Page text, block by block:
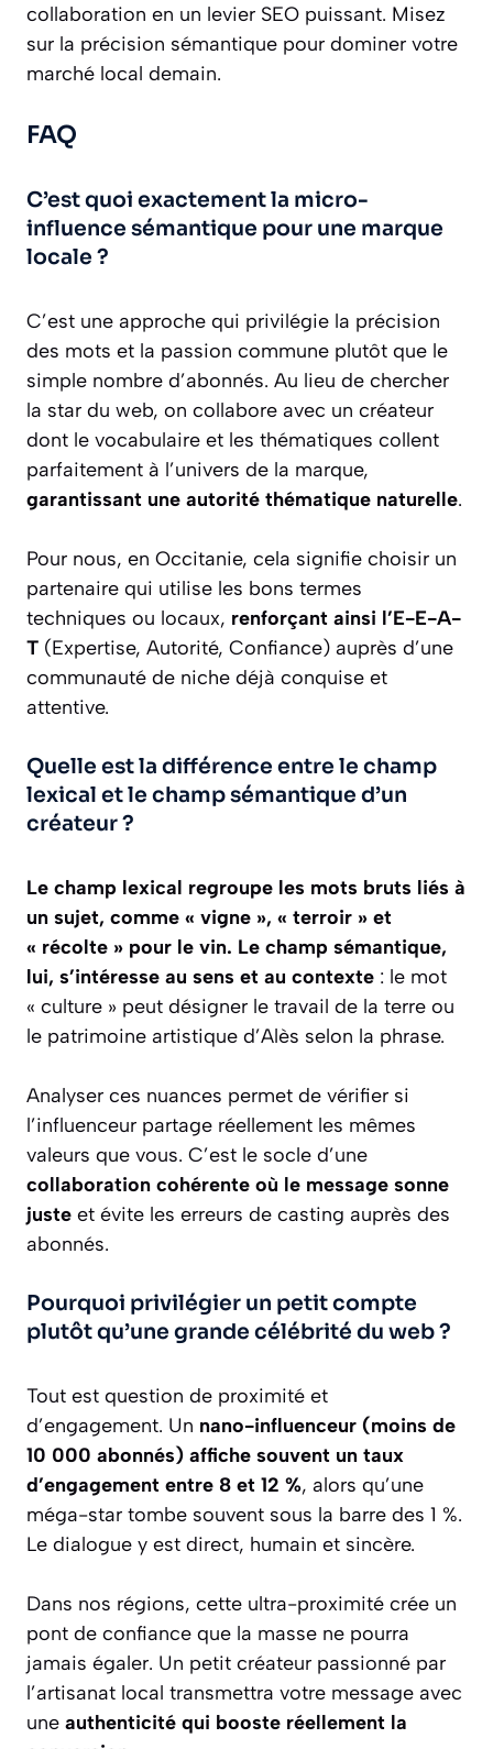
collaboration en un levier SEO puissant. Misez
sur la précision sémantique pour dominer votre
marché local demain.
FAQ
C’est quoi exactement la micro-
influence sémantique pour une marque
locale ?
C’est une approche qui privilégie la précision
des mots et la passion commune plutôt que le
simple nombre d’abonnés. Au lieu de chercher
la star du web, on collabore avec un créateur
dont le vocabulaire et les thématiques collent
parfaitement à l’univers de la marque,
garantissant une autorité thématique naturelle.
Pour nous, en Occitanie, cela signifie choisir un
partenaire qui utilise les bons termes
techniques ou locaux, renforçant ainsi l’E-E-A-
T (Expertise, Autorité, Confiance) auprès d’une
communauté de niche déjà conquise et
attentive.
Quelle est la différence entre le champ
lexical et le champ sémantique d’un
créateur ?
Le champ lexical regroupe les mots bruts liés à
un sujet, comme « vigne », « terroir » et
« récolte » pour le vin. Le champ sémantique,
lui, s’intéresse au sens et au contexte : le mot
« culture » peut désigner le travail de la terre ou
le patrimoine artistique d’Alès selon la phrase.
Analyser ces nuances permet de vérifier si
l’influenceur partage réellement les mêmes
valeurs que vous. C’est le socle d’une
collaboration cohérente où le message sonne
juste et évite les erreurs de casting auprès des
abonnés.
Pourquoi privilégier un petit compte
plutôt qu’une grande célébrité du web ?
Tout est question de proximité et
d’engagement. Un nano-influenceur (moins de
10 000 abonnés) affiche souvent un taux
d’engagement entre 8 et 12 %, alors qu’une
méga-star tombe souvent sous la barre des 1 %.
Le dialogue y est direct, humain et sincère.
Dans nos régions, cette ultra-proximité crée un
pont de confiance que la masse ne pourra
jamais égaler. Un petit créateur passionné par
l’artisanat local transmettra votre message avec
une authenticité qui booste réellement la